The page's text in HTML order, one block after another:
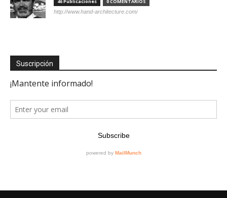
http://www.hand-architecture.com/
Suscripción